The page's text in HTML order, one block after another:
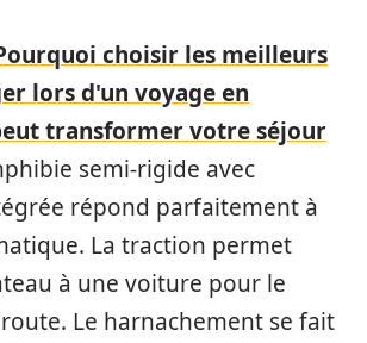
choisir les meilleurs
lors d'un voyage en
transformer votre séjour
semi-rigide avec
répond parfaitement à
La traction permet
à une voiture pour le
Le harnachement se fait